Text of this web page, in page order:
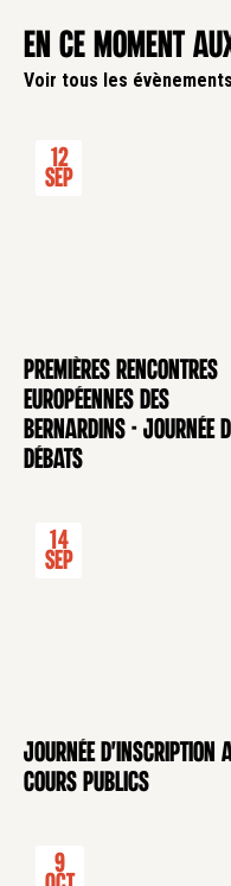
en ce moment
Voir tous les évènements
CONFÉRENCE
12
Sep
Premières rencontres
européennes des
Bernardins - Journée
débats
CONFÉRENCE
14
Sep
Journée d'inscription
cours publics
9